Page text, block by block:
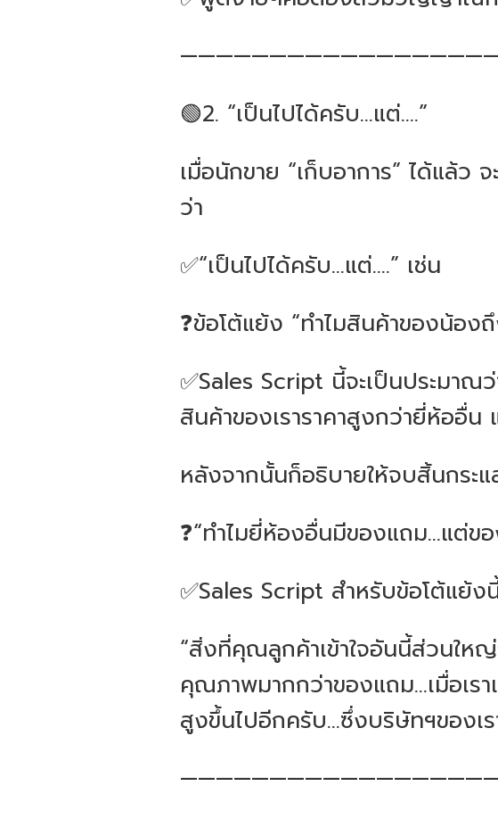
🟢2. “เป็นไปได้ครับ...แต่....”
เมื่อนักขาย “เก็บอาการ” ได้แล้
ว่า
✅“เป็นไปได้ครับ...แต่....” เช่น
❓ข้อโต้แย้ง “ทำไมสินค้าของน้อง
✅Sales Script นี้จะเป็นประมาณ
สินค้าของเราราคาสูงกว่ายี่ห้ออื่น
หลังจากนั้นก็อธิบายให้จบสิ้นกระแ
❓“ทำไมยี่ห้องอื่นมีของแถม...แต่ข
✅Sales Script สำหรับข้อโต้แย้ง
“สิ่งที่คุณลูกค้าเข้าใจอันนี้ส่วนใหญ่
คุณภาพมากกว่าของแถม...เมื่อเร
สูงขึ้นไปอีกครับ...ซึ่งบริษัทฯของเ